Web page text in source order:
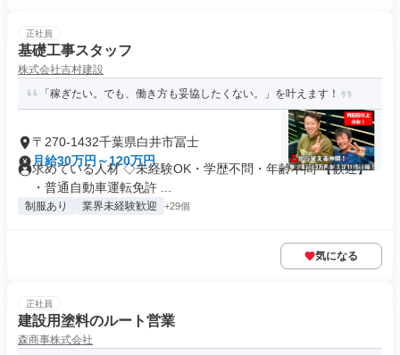
正社員
基礎工事スタッフ
株式会社吉村建設
「稼ぎたい。でも、働き方も妥協したくない。」を叶えます！
〒270-1432千葉県白井市冨士
月給30万円～120万円
求めている人材 ◇未経験OK・学歴不問・年齢不問 【歓迎】
・普通自動車運転免許 ...
制服あり 業界未経験歓迎 +29個
気になる
正社員
建設用塗料のルート営業
森商事株式会社